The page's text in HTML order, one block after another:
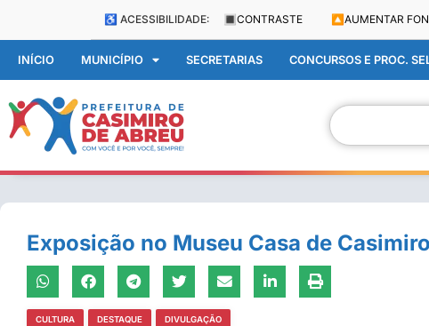
♿ ACESSIBILIDADE: 🔳 CONTRASTE 🔼 AUMENTAR
INÍCIO MUNICÍPIO SECRETARIAS CONCURSOS E PROC.
Exposição no Museu Casa de
CULTURA DESTAQUE DIVULGAÇÃO